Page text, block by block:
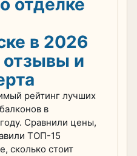
отделке
в 2026
отзывы и
рейтинг лучших
в
Сравнили цены,
ТОП-15
сколько стоит